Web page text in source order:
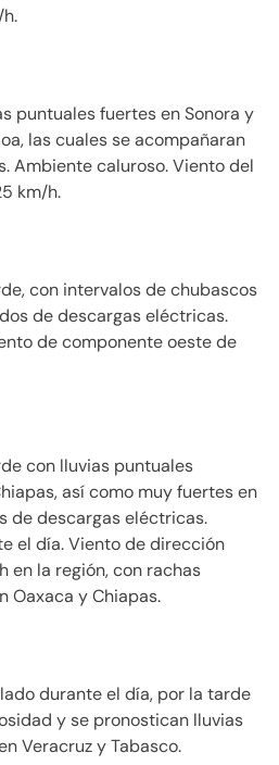
puntuales fuertes en Sonora y
las cuales se acompañaran
Ambiente caluroso. Viento del
km/h.
con intervalos de chubascos
de descargas eléctricas.
de componente oeste de
con lluvias puntuales
así como muy fuertes en
de descargas eléctricas.
el día. Viento de dirección
en la región, con rachas
Oaxaca y Chiapas.
durante el día, por la tarde
y se pronostican lluvias
Veracruz y Tabasco.